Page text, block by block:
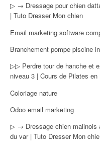
▷ → Dressage pour chien
| Tuto Dresser Mon chien
Email marketing software
Branchement pompe piscine
▷▷ Perdre tour de hanche et
niveau 3 | Cours de Pilates en
Coloriage nature
Odoo email marketing
▷ → Dressage chien malinois
du var | Tuto Dresser Mon